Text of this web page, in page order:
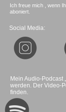
Ich freue mich , wenn
aboniert.
Social Media:
Mein Audio-Podcast
werden. Der Video-
finden.